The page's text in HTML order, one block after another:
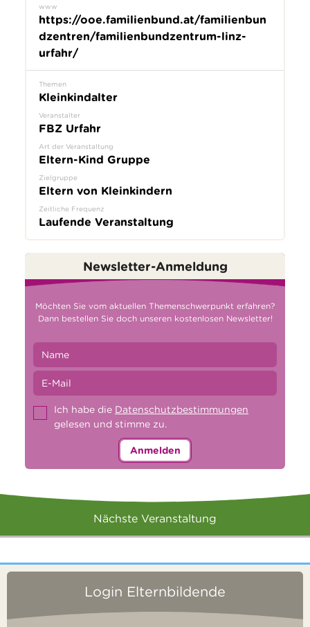
www
https://ooe.familienbund.at/familienbun
dzentren/familienbundzentrum-linz-
urfahr/
Themen
Kleinkindalter
Veranstalter
FBZ Urfahr
Art der Veranstaltung
Eltern-Kind Gruppe
Zielgruppe
Eltern von Kleinkindern
Zeitliche Frequenz
Laufende Veranstaltung
Newsletter-Anmeldung
Möchten Sie vom aktuellen Themenschwerpunkt erfahren?
Dann bestellen Sie doch unseren kostenlosen Newsletter!
Ich habe die Datenschutzbestimmungen
gelesen und stimme zu.
Anmelden
Nächste Veranstaltung
Login Elternbildende